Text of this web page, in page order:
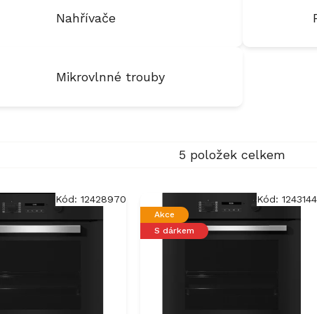
Nahřívače
Mikrovlnné trouby
5 položek celkem
Kód: 12428970
Akce
S dárkem
Kód: